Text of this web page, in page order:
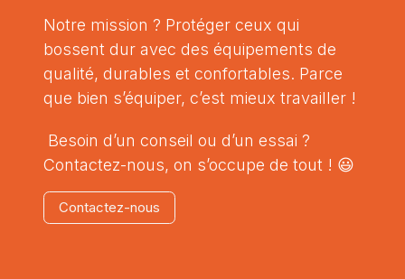
Notre mission ? Protéger ceux qui
bossent dur avec des équipements de
qualité, durables et confortables. Parce
que bien s’équiper, c’est mieux travailler !
Besoin d’un conseil ou d’un essai ?
Contactez-nous, on s’occupe de tout ! 😃
Contactez​-n​ous